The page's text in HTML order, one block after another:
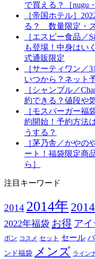
で買える？［nugu
［帝国ホテル］
る？ 数量限定・
［エスビー食品／
も登場！中身はい
式通販限定
［サーティワン／
いつから？ネット
［シャンブル／
約できる？値段や
［モスバーガー福
約開始！予約方法
うする？
［茅乃舎／かやの
ート！福袋限定商
ら］
注目キーワード
2014 2014年
2022年福袋 お得 ア
ポン コスメ セット セール
ンド福袋 メンズ ライン